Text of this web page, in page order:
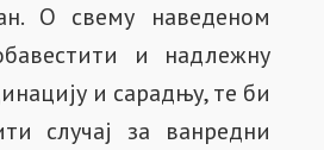
О свему наведеном
и надлежну
и сарадњу, те би
случај за ванредни